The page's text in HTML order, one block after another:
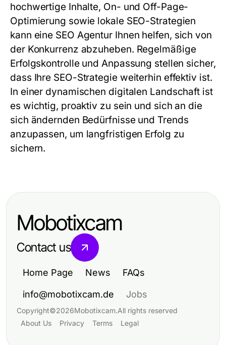
hochwertige Inhalte, On- und Off-Page-
Optimierung sowie lokale SEO-Strategien
kann eine SEO Agentur Ihnen helfen, sich von
der Konkurrenz abzuheben. Regelmäßige
Erfolgskontrolle und Anpassung stellen sicher,
dass Ihre SEO-Strategie weiterhin effektiv ist.
In einer dynamischen digitalen Landschaft ist
es wichtig, proaktiv zu sein und sich an die
sich ändernden Bedürfnisse und Trends
anzupassen, um langfristigen Erfolg zu
sichern.
Mobotixcam
Contact us
Home Page News FAQs
info@mobotixcam.de Jobs
Copyright©2026Mobotixcam.All rights reserved
About Us
Privacy Terms Legal